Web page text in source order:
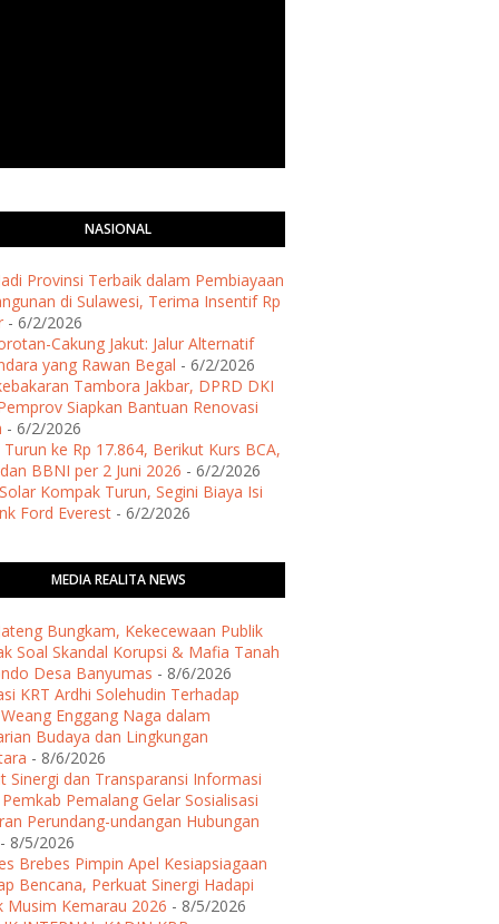
NASIONAL
Provinsi Terbaik dalam Pembiayaan
di Sulawesi, Terima Insentif Rp
- 6/2/2026
Cakung Jakut: Jalur Alternatif
yang Rawan Begal - 6/2/2026
Tambora Jakbar, DPRD DKI
Siapkan Bantuan Renovasi
- 6/2/2026
Turun ke Rp 17.864, Berikut Kurs BCA,
BBNI per 2 Juni 2026 - 6/2/2026
Kompak Turun, Segini Biaya Isi
Ford Everest - 6/2/2026
MEDIA REALITA NEWS
Bungkam, Kekecewaan Publik
Soal Skandal Korupsi & Mafia Tanah
Desa Banyumas - 8/6/2026
KRT Ardhi Solehudin Terhadap
Enggang Naga dalam
Budaya dan Lingkungan
- 8/6/2026
Sinergi dan Transparansi Informasi
Pemalang Gelar Sosialisasi
Perundang-undangan Hubungan
- 8/5/2026
Brebes Pimpin Apel Kesiapsiagaan
Bencana, Perkuat Sinergi Hadapi
Musim Kemarau 2026 - 8/5/2026